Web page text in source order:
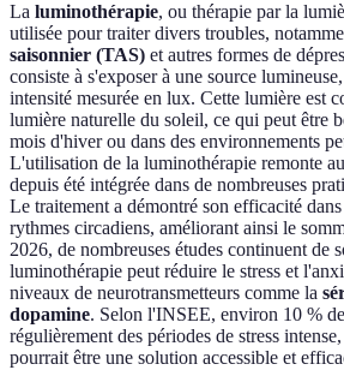
La luminothérapie, ou thérapie par la
utilisée pour traiter divers troubles,
saisonnier (TAS) et autres formes de
consiste à s'exposer à une source
intensité mesurée en lux. Cette lumière est
lumière naturelle du soleil, ce qui peut être
mois d'hiver ou dans des environnements
L'utilisation de la luminothérapie remonte
depuis été intégrée dans de nombreuses
Le traitement a démontré son efficacité
rythmes circadiens, améliorant ainsi le
2026, de nombreuses études continuent de
luminothérapie peut réduire le stress et
niveaux de neurotransmetteurs comme la
dopamine. Selon l'INSEE, environ 10 %
régulièrement des périodes de stress
pourrait être une solution accessible et